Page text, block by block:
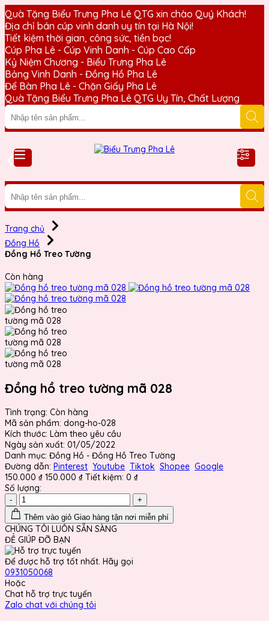
Quà Tặng Biểu Trưng Pha Lê QTG xin chào Quý Khách!
Địa chỉ bán cúp vinh danh uy tín tại Hà Nội!
Tiết kiệm thời gian, công sức, tiền bạc!
Cúp Pha Lê - Cúp Vinh Danh - Cúp Cao Cấp
Kỷ Niệm Chương - Biểu Trưng Pha Lê
Bảng Vinh Danh - Đồng Hồ Pha Lê
Để Bàn Pha Lê - Chặn Giấy Pha Lê
Quà Tặng Biểu Trưng Pha Lê QTG Uy Tín, Chất Lượng
Trang chủ
Đồng Hồ
Đồng Hồ Treo Tường
Còn hàng
Đồng hồ treo tường mã 028
Tình trạng: Còn hàng
Mã sản phẩm: dong-ho-028
Kích thước: Làm theo yêu cầu
Ngày sản xuất: 01/05/2022
Danh mục: Đồng Hồ - Đồng Hồ Treo Tường
Đường dẫn: Pinterest Youtube Tiktok Shopee Google
150.000 ₫ 150.000 ₫ Tiết kiệm: 0 ₫
Số lượng:
-
+
Thêm vào giỏ Giao hàng tận nơi miễn phí
CHÚNG TÔI LUÔN SẴN SÀNG
ĐỂ GIÚP ĐỠ BẠN
Để được hỗ trợ tốt nhất. Hãy gọi
0931050068
Hoặc
Chat hỗ trợ trực tuyến
Zalo chat với chúng tôi